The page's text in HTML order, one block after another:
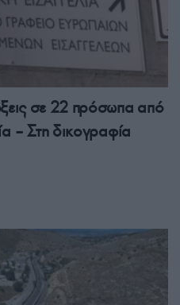
σε 22 πρόσωπα από
– Στη δικογραφία